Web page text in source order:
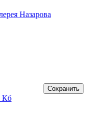
Назарова
Кб